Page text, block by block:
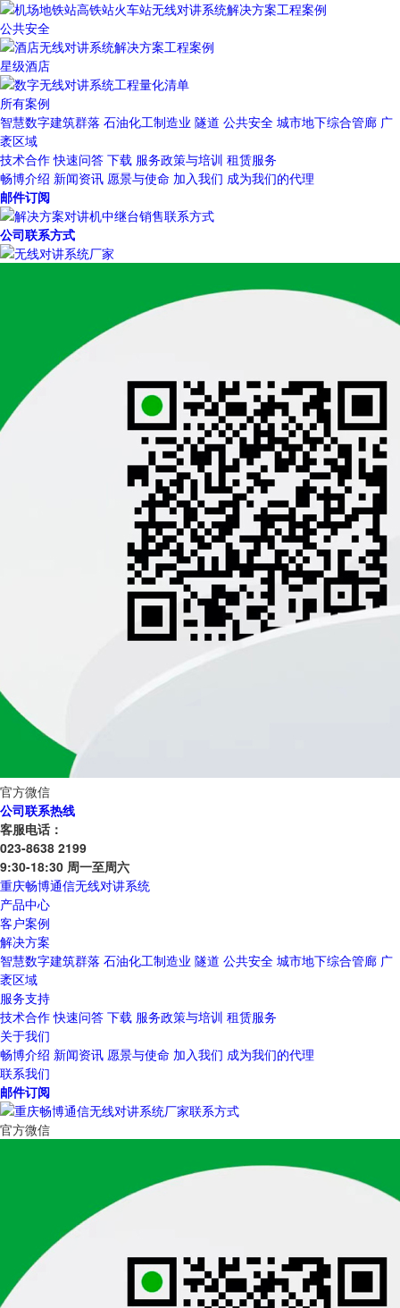
公共安全
星级酒店
所有案例
智慧数字建筑群落 石油化工制造业 隧道 公共安全 城市地下综合管廊 广
袤区域
技术合作 快速问答 下载 服务政策与培训 租赁服务
畅博介绍 新闻资讯 愿景与使命 加入我们 成为我们的代理
邮件订阅
公司联系方式
官方微信
公司联系热线
客服电话：
023-8638 2199
9:30-18:30 周一至周六
重庆畅博通信无线对讲系统
产品中心
客户案例
解决方案
智慧数字建筑群落 石油化工制造业 隧道 公共安全 城市地下综合管廊 广
袤区域
服务支持
技术合作 快速问答 下载 服务政策与培训 租赁服务
关于我们
畅博介绍 新闻资讯 愿景与使命 加入我们 成为我们的代理
联系我们
邮件订阅
官方微信